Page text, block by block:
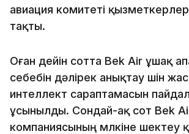
авиация комитеті
тақты.
Оған дейін сотта Bek Air ұшақ
себебін дәлірек анықтау үшін
интеллект сараптамасын
ұсынылды. Сондай-ақ сот Bek
компаниясының мүлкіне шектеу